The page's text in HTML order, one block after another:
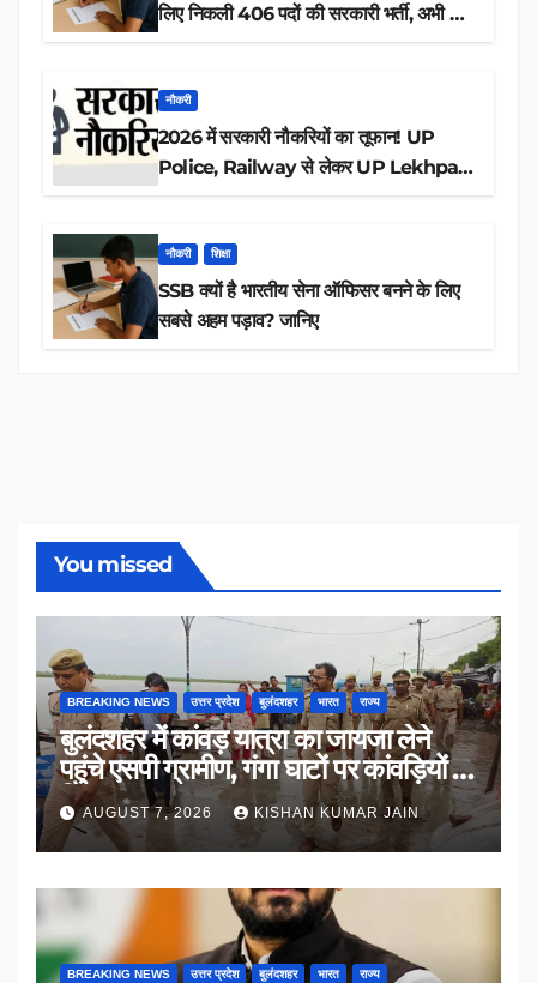
लिए निकली 406 पदों की सरकारी भर्ती, अभी करें
नौकरी
2026 में सरकारी नौकरियों का तूफान! UP
Police, Railway से लेकर UP Lekhpal
नौकरी शिक्षा
SSB क्यों है भारतीय सेना ऑफिसर बनने के लिए
सबसे अहम पड़ाव? जानिए
You missed
BREAKING NEWS उत्तर प्रदेश बुलंदशहर भारत राज्य
बुलंदशहर में कांवड़ यात्रा का जायजा लेने
पहुंचे एसपी ग्रामीण, गंगा घाटों पर कांवड़ियों से
किया संवाद
AUGUST 7, 2026 KISHAN KUMAR JAIN
BREAKING NEWS उत्तर प्रदेश बुलंदशहर भारत राज्य